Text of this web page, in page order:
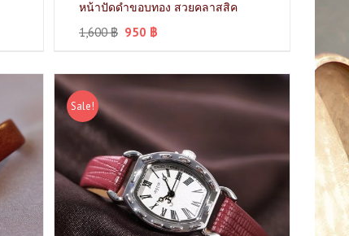
หน้าปัดดำขอบทอง สวยคลาสสิค
1,600฿ 950 ฿
Sale!